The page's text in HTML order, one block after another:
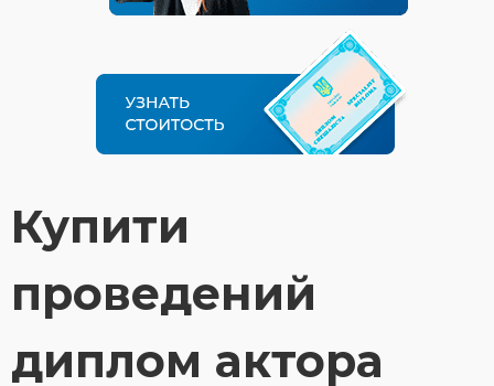
Купити
проведений
диплом актора